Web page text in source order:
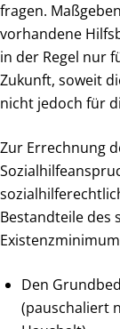
fragen.
vorhandene
in der Regel nur
Zukunft, soweit
nicht jedoch für
Zur Errechnung
Bestandteile des
Den
(pauschaliert